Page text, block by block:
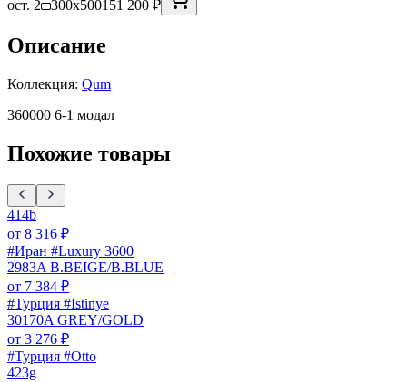
ост. 2
300x500151 200 ₽
Описание
Коллекция: Qum
360000 6-1 модал
Похожие товары
414b
от 8 316 ₽
#Иран #Luxury 3600
2983A B.BEIGE/B.BLUE
от 7 384 ₽
#Турция #Istinye
30170A GREY/GOLD
от 3 276 ₽
#Турция #Otto
423g